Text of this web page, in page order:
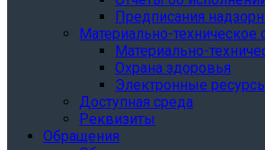
Предписания
Материально-техническое
Материально-
Охрана здоровья
Электронные
Доступная среда
Реквизиты
Обращения